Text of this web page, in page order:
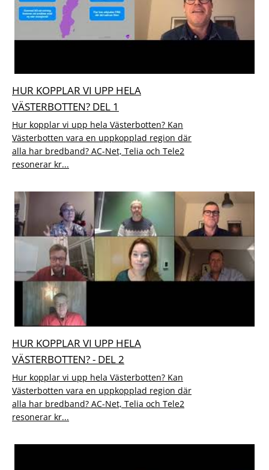
HUR KOPPLAR VI UPP HELA
VÄSTERBOTTEN? DEL 1
Hur kopplar vi upp hela Västerbotten? Kan
Västerbotten vara en uppkopplad region där
alla har bredband? AC-Net, Telia och Tele2
resonerar kr...
HUR KOPPLAR VI UPP HELA
VÄSTERBOTTEN? - DEL 2
Hur kopplar vi upp hela Västerbotten? Kan
Västerbotten vara en uppkopplad region där
alla har bredband? AC-Net, Telia och Tele2
resonerar kr...